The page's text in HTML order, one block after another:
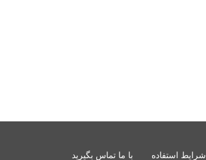
شرایط استفاده با ما تماس بگیرید